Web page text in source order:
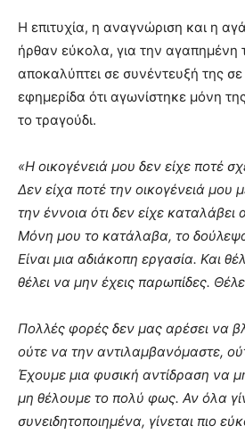
Η επιτυχία, η αναγνώριση και η
ήρθαν εύκολα, για την αγαπημένη
αποκαλύπτει σε συνέντευξή της
εφημερίδα ότι αγωνίστηκε μόνη
το τραγούδι.
«Η οικογένειά μου δεν είχε ποτέ
Δεν είχα ποτέ την οικογένειά μου
την έννοια ότι δεν είχε
Μόνη μου το κατάλαβα, το
Είναι μια αδιάκοπη εργασία. Και
θέλει να μην έχεις παρωπίδες.
Πολλές φορές δεν μας αρέσει να
ούτε να την αντιλαμβανόμαστε,
Έχουμε μια φυσική αντίδραση να
μη θέλουμε το πολύ φως. Αν όλα
συνειδητοποιημένα, γίνεται πιο